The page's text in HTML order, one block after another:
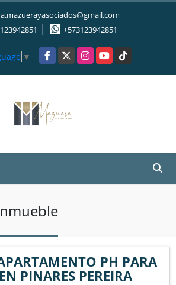
+573123942851
▼ Facebook
X InstagramYouTubeTikTok
PH PARA
PINARES PEREIRA